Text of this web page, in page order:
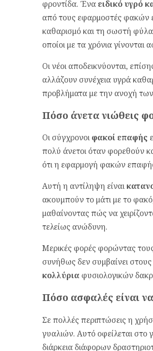
φροντίδα. Ένα ειδικό υγρό
από τους εφαρμοστές φακών
καθαρισμό και τη σωστή
οποίοι με τα χρόνια γίνονται
Οι νέοι αποδεικνύονται,
αλλάζουν συνέχεια υγρά
προβλήματα με την ανοχή
Πόσο άνετα νιώθεις
Οι σύγχρονοιφακοί επαφής
πολύ άνετοι όταν φορεθούν
ότι η εφαρμογή φακών
Αυτή η αντίληψη είναι
ακουμπούν το μάτι με το
μαθαίνοντας πώς να
τελείως ανώδυνη.
Μερικές φορές φορώντας
συνήθως δεν συμβαίνει
κολλύρια φυσιολογικών
Πόσο ασφαλές είναι
Σε πολλές περιπτώσεις η
γυαλιών. Αυτό οφείλεται στο
διάρκεια διάφορων